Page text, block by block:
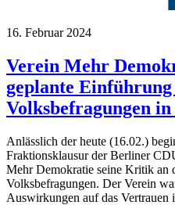
16. Februar 2024
Verein Mehr
geplante Einführung
Volksbefragungen
Anlässlich der heute (16.02.)
Fraktionsklausur der Berliner
Mehr Demokratie seine Kritik an
Volksbefragungen. Der Verein
Auswirkungen auf das Vertrauen